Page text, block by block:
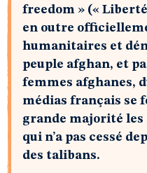
freedom » («
en outre
humanitaires et
peuple afghan, et
femmes afghanes,
médias français se
grande majorité les
qui n’a pas cessé
des talibans.